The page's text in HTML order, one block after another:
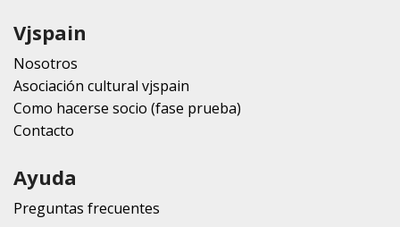
Vjspain
Nosotros
Asociación cultural vjspain
Como hacerse socio (fase prueba)
Contacto
Ayuda
Preguntas frecuentes